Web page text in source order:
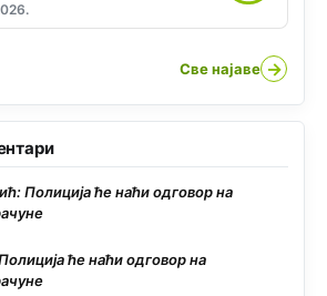
Све најаве →
Полиција ће наћи одговор на
ће наћи одговор на